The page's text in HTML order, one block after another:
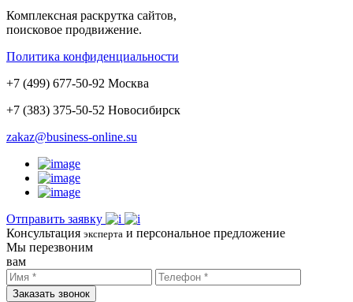
Комплексная раскрутка сайтов,
поисковое продвижение.
Политика конфиденциальности
+7 (499) 677-50-92 Москва
+7 (383) 375-50-52 Новосибирск
zakaz@business-online.su
Отправить заявку
Консультация эксперта и персональное предложение
Мы перезвоним
вам
Заказать звонок